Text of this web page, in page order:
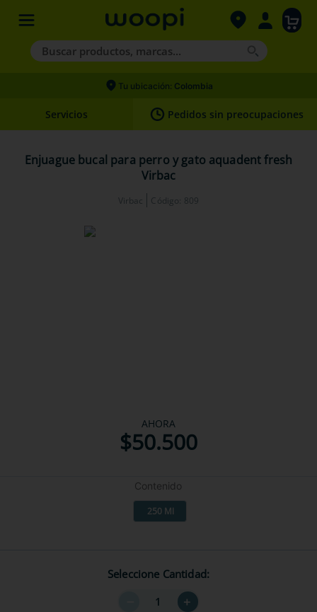
Buscar productos, marcas...
Términos más buscados
2.
hills
3.
nexgard
Tu ubicación: Colombia
Servicios Pedidos sin preocupaciones
Enjuague bucal para perro y gato aquadent fresh
Virbac
Virbac Código: 809
AHORA
$50.500
Contenido
250 Ml
Seleccione Cantidad
＋